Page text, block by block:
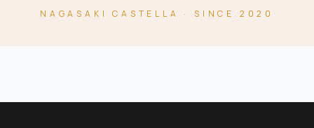
NAGASAKI CASTELLA · SINCE 2020